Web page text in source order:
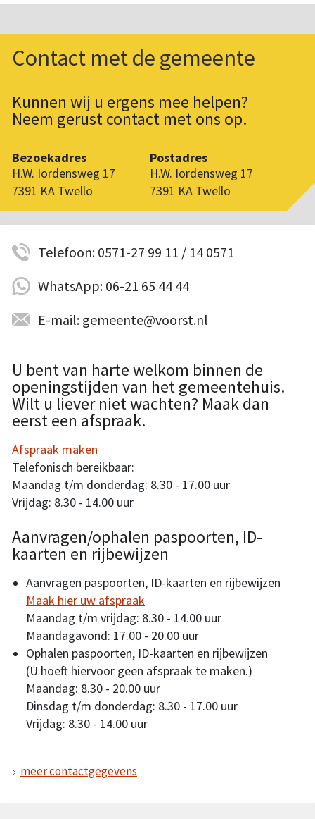
Contact met de gemeente
Kunnen wij u ergens mee helpen?
Neem gerust contact met ons op.
Bezoekadres
H.W. Iordensweg 17
7391 KA Twello
Postadres
H.W. Iordensweg 17
7391 KA Twello
Telefoon: 0571-27 99 11 / 14 0571
WhatsApp: 06-21 65 44 44
E-mail: gemeente@voorst.nl
U bent van harte welkom binnen de
openingstijden van het gemeentehuis.
Wilt u liever niet wachten? Maak dan
eerst een afspraak.
Afspraak maken
Telefonisch bereikbaar:
Maandag t/m donderdag: 8.30 - 17.00 uur
Vrijdag: 8.30 - 14.00 uur
Aanvragen/ophalen paspoorten, ID-
kaarten en rijbewijzen
Aanvragen paspoorten, ID-kaarten en rijbewijzen
Maak hier uw afspraak
Maandag t/m vrijdag: 8.30 - 14.00 uur
Maandagavond: 17.00 - 20.00 uur
Ophalen paspoorten, ID-kaarten en rijbewijzen
(U hoeft hiervoor geen afspraak te maken.)
Maandag: 8.30 - 20.00 uur
Dinsdag t/m donderdag: 8.30 - 17.00 uur
Vrijdag: 8.30 - 14.00 uur
meer contactgegevens